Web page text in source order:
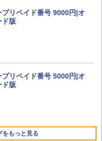
グリップ
ィルム スイッチ2 保護フ
イッチ2 フィルム ガイド
ライト カット 99％ FIRM
[ELJM30821]
the Sword 【PS5】 ELJ
あり Switch2 ケース スイ
わいい ニンテンドースイ
ーチ switch Lite 新型 本
マス ギフト クリスマス プ
無料
【2個セット BRICK game
グ ゲーム機】ゲームウォ
終決戦デッキ 覚醒流星譚
プリペイド番号 9000円|オ
ド版
プリペイド番号 5000円|オ
ド版
もっと見る